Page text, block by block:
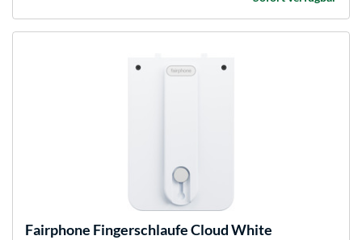
Fairphone Fingerschlaufe Cloud White